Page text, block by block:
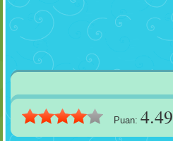
Puan: 4.49